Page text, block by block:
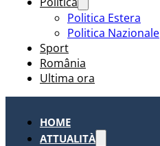
Politica Estera
Politica Nazionale
Sport
România
Ultima ora
HOME
ATTUALITÀ